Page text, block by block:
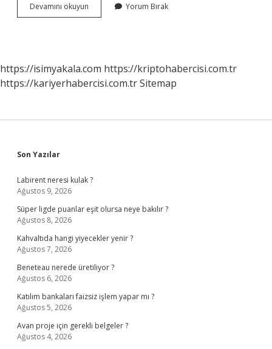
Devamını okuyun Çamaşır
Sodası
Yorum Bırak
https://isimyakala.com https://kriptohabercisi.com.tr
https://kariyerhabercisi.com.trSitemap
Sidebar
Son Yazılar
Labirent neresi kulak ?
Ağustos 9, 2026
Süper ligde puanlar eşit olursa neye bakılır ?
Ağustos 8, 2026
Kahvaltıda hangi yiyecekler yenir ?
Ağustos 7, 2026
Beneteau nerede üretiliyor ?
Ağustos 6, 2026
Katılım bankaları faizsiz işlem yapar mı ?
Ağustos 5, 2026
Avan proje için gerekli belgeler ?
Ağustos 4, 2026